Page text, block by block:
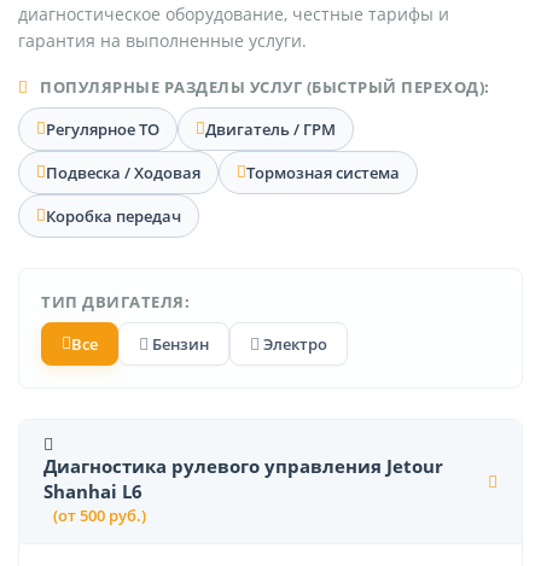
диагностическое оборудование, честные тарифы и
гарантия на выполненные услуги.
ПОПУЛЯРНЫЕ РАЗДЕЛЫ УСЛУГ (БЫСТРЫЙ ПЕРЕХОД):
Регулярное ТО
Двигатель / ГРМ
Подвеска / Ходовая
Тормозная система
Коробка передач
ТИП ДВИГАТЕЛЯ:
Все
Бензин Электро
Диагностика рулевого управления Jetour
Shanhai L6
(от 500 руб.)